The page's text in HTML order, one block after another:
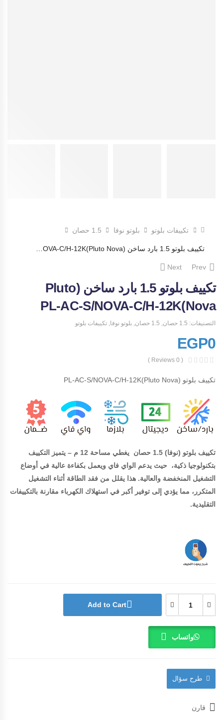
تكييفات بلوتو بلوتو نوفا 1.5 حصان
تكييف بلوتو 1.5 بارد ساخن (Pluto Nova)PL-AC-S/NOVA-C/H-12K
Next
تكييف بلوتو 1.5 بارد ساخن (Pluto
Nova)PL-AC-S/NOVA-C/H-12K
التصنيفات: 1.5 حصان , 1.5 حصان , بلوتو نوفا, تكييفات بلوتو
EGP0
( 0 Reviews )
تكييف بلوتو (Pluto Nova)PL-AC-S/NOVA-C/H-12K
تكييف بلوتو (نوفا) 1.5 حصان يغطي مساحة 12 م – يتميز التكييف
بتكنولوجيا ذكية، حيث يدعم الواي فاي ويعمل بكفاءة عالية في أوضاع
التشغيل المنخفضة والعالية. هذا يقلل من فقد الطاقة أثناء التشغيل
المتكرر، مما يؤدي إلى توفير أكبر في استهلاك الكهرباء مقارنة بالتكييفات
التقليدية.
Add to Cart
واتساب
طرح سؤال
قارن